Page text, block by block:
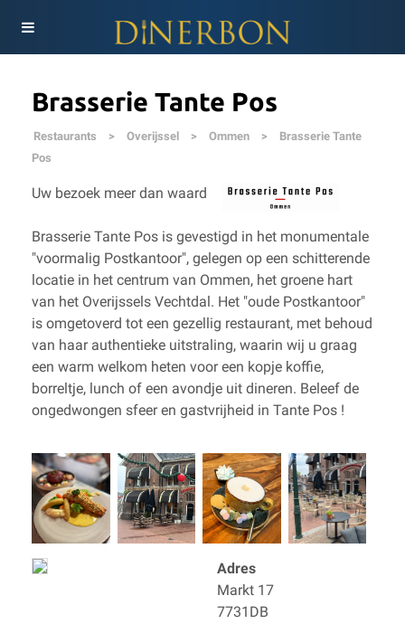
Brasserie Tante Pos
Restaurants > Overijssel > Ommen >
Brasserie Tante
Pos
Uw bezoek meer dan waard
Brasserie Tante Pos is gevestigd in het monumentale
"voormalig Postkantoor", gelegen op een schitterende
locatie in het centrum van Ommen, het groene hart
van het Overijssels Vechtdal. Het "oude Postkantoor"
is omgetoverd tot een gezellig restaurant, met behoud
van haar authentieke uitstraling, waarin wij u graag
een warm welkom heten voor een kopje koffie,
borreltje, lunch of een avondje uit dineren. Beleef de
ongedwongen sfeer en gastvrijheid in Tante Pos !
Adres
Markt 17
7731DB